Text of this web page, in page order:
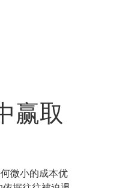
赢取
微小的成本优